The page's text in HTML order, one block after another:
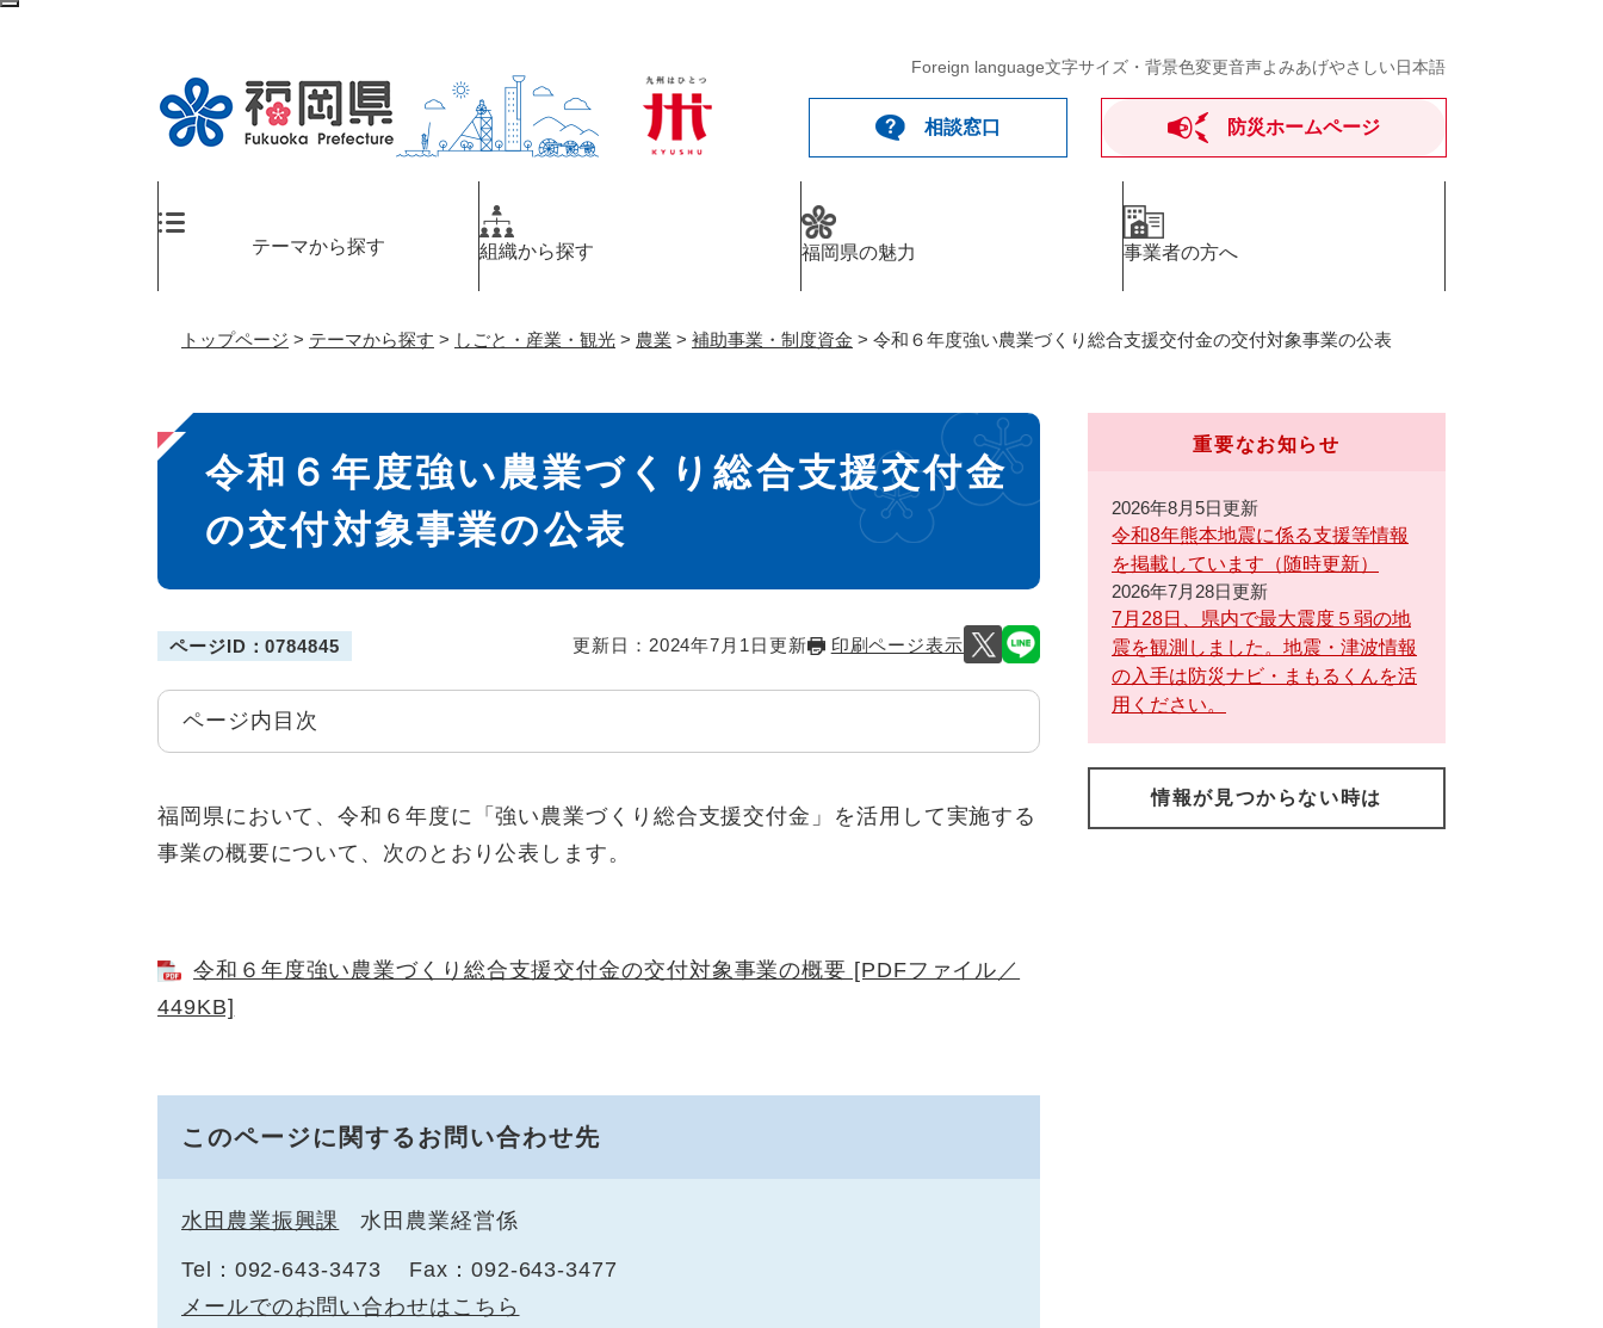
ペ
Foreign language文字サイズ・背景色変更音声よみあげやさしい日本語
相談窓口 防災ホームページ
テーマから探す 組織から探す 福岡県の魅力 事業者の方へ
トップページ > テーマから探す > しごと・産業・観光 > 農業 > 補助事業・制度資金 > 令和６年度強い農業づくり総合支援交付金の交付対象事業の公表
本
文
令和６年度強い農業づくり総合支援交付金
の交付対象事業の公表
ページID：0784845 更新日：2024年7月1日更新 印刷ページ表示
ページ内目次
福岡県において、令和６年度に「強い農業づくり総合支援交付金」を活用して実施する
事業の概要について、次のとおり公表します。
令和６年度強い農業づくり総合支援交付金の交付対象事業の概要 [PDFファイル／
449KB]
このページに関するお問い合わせ先
水田農業振興課 水田農業経営係
Tel：092-643-3473
Fax：092-643-3477
メールでのお問い合わせはこちら
重要なお知らせ
2026年8月5日更新
令和8年熊本地震に係る支援等情報
を掲載しています（随時更新）
2026年7月28日更新
7月28日、県内で最大震度５弱の地
震を観測しました。地震・津波情報
の入手は防災ナビ・まもるくんを活
用ください。
情報が見つからない時は